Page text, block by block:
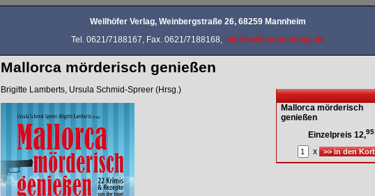
Wellhöfer Verlag, Weinbergstraße 26, 68259 Mannheim
Tel. 0621/7188167, Fax. 0621/7188168, info@wellhoefer-verlag.de
Mallorca mörderisch genießen
Mallorca mörderisch
genießen
Einzelpreis 12,95
x
Brigitte Lamberts, Ursula Schmid-Spreer (Hrsg.)